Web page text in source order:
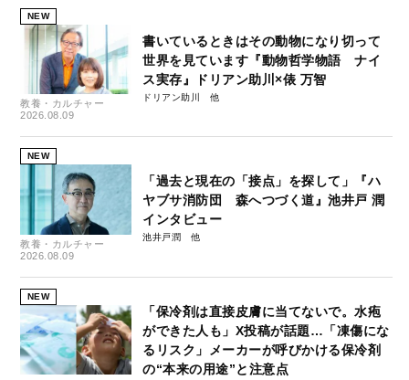
NEW
教養・カルチャー
2026.08.09
書いているときはその動物になり切って
世界を見ています『動物哲学物語 ナイ
ス実存』ドリアン助川×俵 万智
ドリアン助川
NEW
教養・カルチャー
2026.08.09
「過去と現在の「接点」を探して」『ハ
ヤブサ消防団 森へつづく道』池井戸 潤
インタビュー
池井戸潤
NEW
「保冷剤は直接皮膚に当てないで。水疱
ができた人も」X投稿が話題…「凍傷にな
るリスク」メーカーが呼びかける保冷剤
の“本来の用途”と注意点